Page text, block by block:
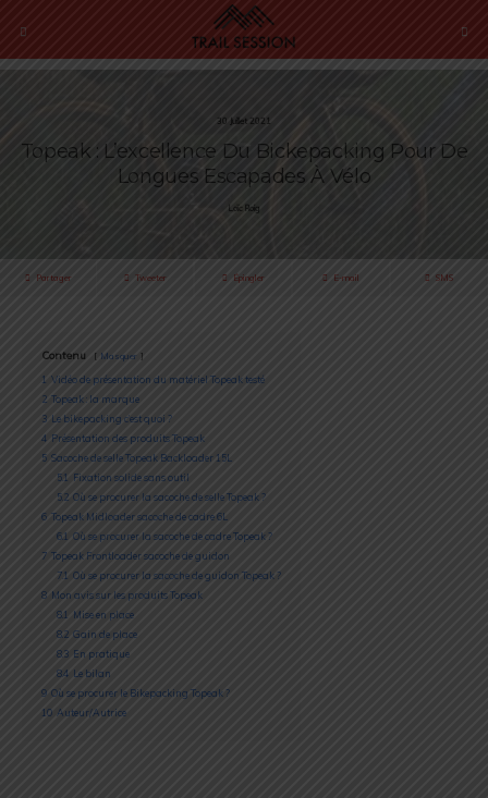
30 Juillet 2021
Topeak : L’excellence Du Bickepacking Pour De
Longues Escapades À Vélo
Loïc Roig
Partager Tweeter Épingler E-mail SMS
Contenu Masquer
1 Vidéo de présentation du matériel Topeak testé
2 Topeak : la marque
3 Le bikepacking c’est quoi ?
4 Présentation des produits Topeak
5 Sacoche de selle Topeak Backloader 15L
5.1
Fixation solide sans outil
5.2 Où se procurer la sacoche de selle Topeak ?
6 Topeak Midloader sacoche de cadre 6L
6.1
Où se procurer la sacoche de cadre Topeak ?
7 Topeak Frontloader sacoche de guidon
7.1 Où se procurer la sacoche de guidon Topeak ?
8 Mon avis sur les produits Topeak
8.1
Mise en place
8.2 Gain de place
8.3 En pratique
8.4 Le bilan
9 Où se procurer le Bikepacking Topeak ?
10 Auteur/Autrice